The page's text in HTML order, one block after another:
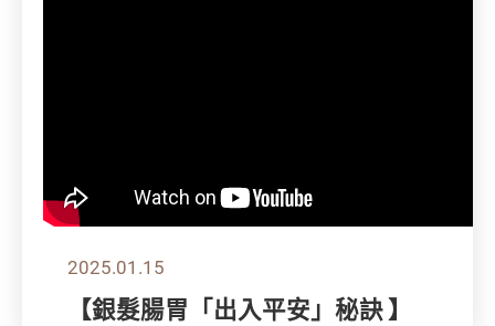
2025.01.15
【銀髮腸胃「出入平安」秘訣 】